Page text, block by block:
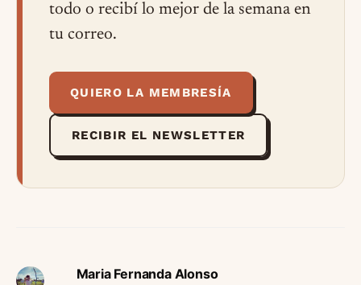
todo o recibí lo mejor de la semana en
tu correo.
QUIERO LA MEMBRESÍA
RECIBIR EL NEWSLETTER
Maria Fernanda Alonso